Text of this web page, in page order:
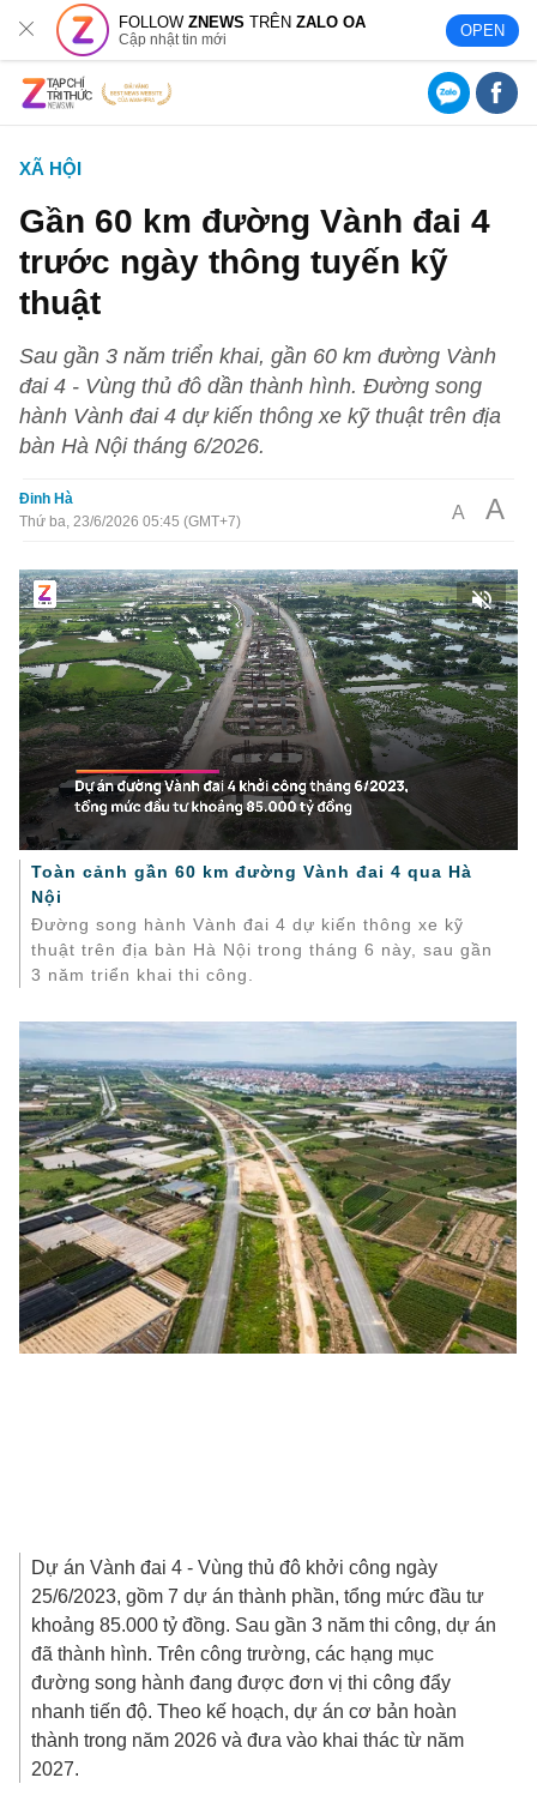
FOLLOWZNEWS TRÊNZALO OA
Cập nhật tin mới OPEN
XÃ HỘI
Gần 60 km đường Vành đai 4
trước ngày thông tuyến kỹ
thuật
Sau gần 3 năm triển khai, gần 60 km đường Vành
đai 4 - Vùng thủ đô dần thành hình. Đường song
hành Vành đai 4 dự kiến thông xe kỹ thuật trên địa
bàn Hà Nội tháng 6/2026.
Đinh Hà
Thứ ba, 23/6/2026 05:45 (GMT+7)
A A
Toàn cảnh gần 60 km đường Vành đai 4 qua Hà
Nội
Đường song hành Vành đai 4 dự kiến thông xe kỹ
thuật trên địa bàn Hà Nội trong tháng 6 này, sau gần
3 năm triển khai thi công.
Dự án Vành đai 4 - Vùng thủ đô khởi công ngày
25/6/2023, gồm 7 dự án thành phần, tổng mức đầu tư
khoảng85.000 tỷ đồng. Sau gần 3 năm thi công, dự án
đã thành hình. Trên công trường, các hạng mục
đường song hành đang được đơn vị thi công đẩy
nhanh tiến độ. Theo kế hoạch, dự án cơ bản hoàn
thành trong năm 2026 và đưa vào khai thác từ năm
2027.